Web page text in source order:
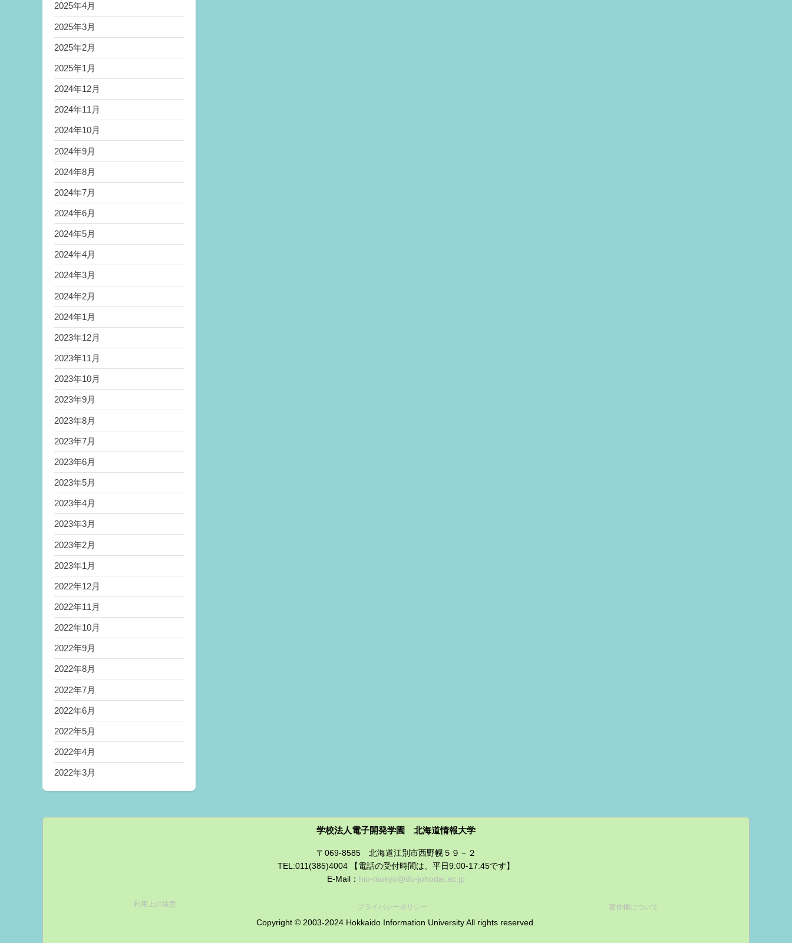
2025年4月
2025年3月
2025年2月
2025年1月
2024年12月
2024年11月
2024年10月
2024年9月
2024年8月
2024年7月
2024年6月
2024年5月
2024年4月
2024年3月
2024年2月
2024年1月
2023年12月
2023年11月
2023年10月
2023年9月
2023年8月
2023年7月
2023年6月
2023年5月
2023年4月
2023年3月
2023年2月
2023年1月
2022年12月
2022年11月
2022年10月
2022年9月
2022年8月
2022年7月
2022年6月
2022年5月
2022年4月
2022年3月
学校法人電子開発学園 北海道情報大学
〒069-8585 北海道江別市西野幌５９－２
TEL:011(385)4004 【電話の受付時間は、平日9:00-17:45です】
E-Mail： hiu-tsukyo@do-johodai.ac.jp
利用上の注意 プライバシーポリシー 著作権について
Copyright © 2003-2024 Hokkaido Information University All rights reserved.